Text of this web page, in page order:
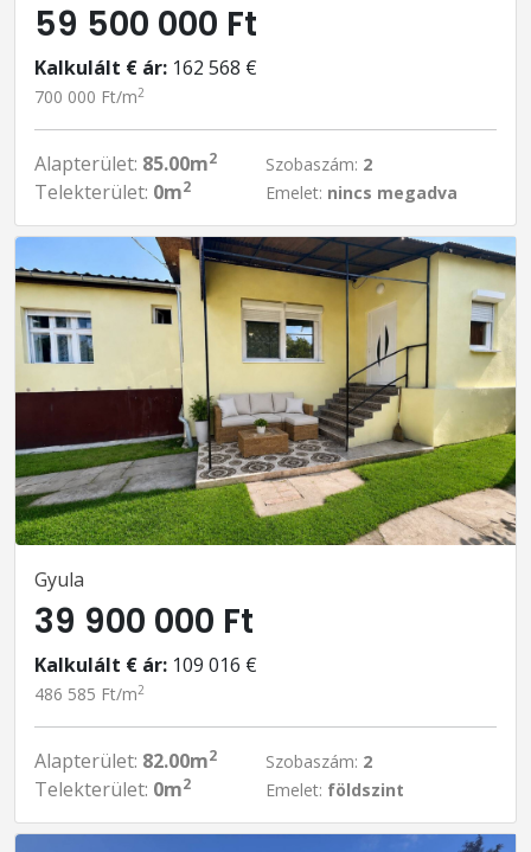
59 500 000 Ft
Kalkulált € ár: 162 568 €
700 000 Ft/m2
Alapterület: 85.00m2
Telekterület: 0m2
Szobaszám: 2
Emelet: nincs megadva
Gyula
39 900 000 Ft
Kalkulált € ár: 109 016 €
486 585 Ft/m2
Alapterület: 82.00m2
Telekterület: 0m2
Szobaszám: 2
Emelet: földszint